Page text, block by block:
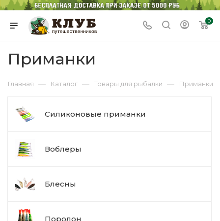
0
Приманки
Главная — Каталог — Товары для рыбалки — Приманки
Силиконовые приманки
Воблеры
Блесны
Поролон